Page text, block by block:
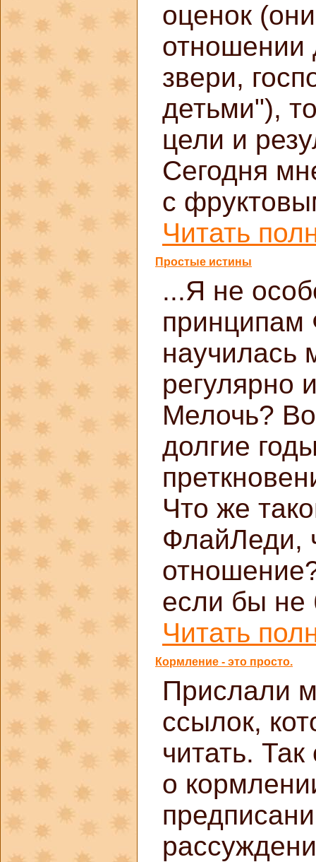
оценок
отношении
звери,
детьми"),
цели и
Сегодня
с
Читать
Простые истины
...Я не
научилась
регулярно
Мелочь?
долгие
Что же
ФлайЛеди,
если бы не
Читать
Кормление - это просто.
Прислали
ссылок,
читать.
о